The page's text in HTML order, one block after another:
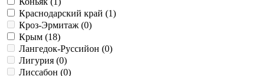
Краснодарский край (1)
Кроз-Эрмитаж (0)
Крым (18)
Лангедок-Руссийон (0)
Лигурия (0)
Лиссабон (0)